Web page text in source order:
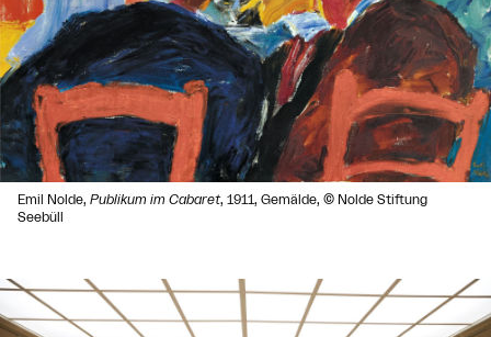
Emil Nolde, Publikum im Cabaret, 1911, Gemälde, © Nolde Stiftung
Seebüll